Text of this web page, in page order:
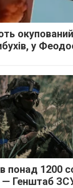
у
понад 1200
Генштаб